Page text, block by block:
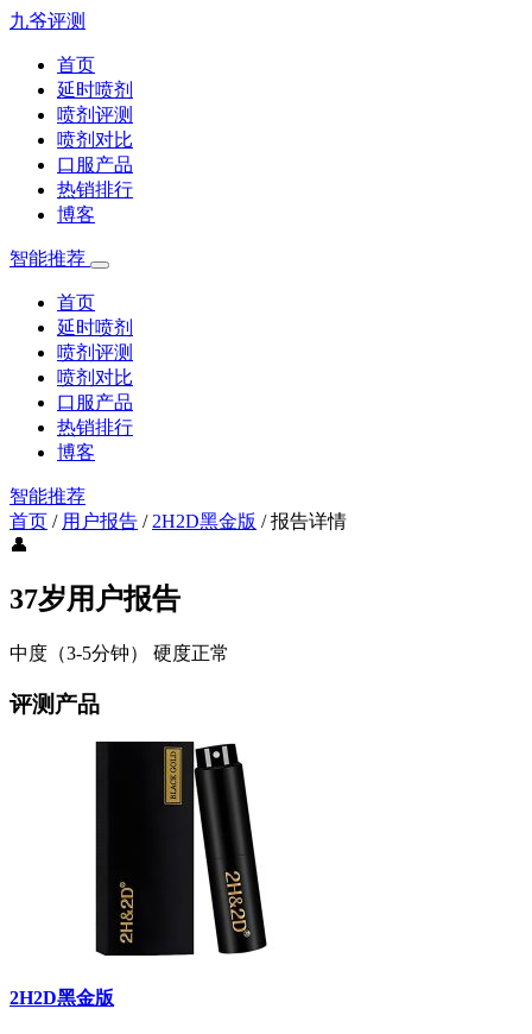
九爷评测
首页
延时喷剂
喷剂评测
喷剂对比
口服产品
热销排行
博客
智能推荐
首页
延时喷剂
喷剂评测
喷剂对比
口服产品
热销排行
博客
智能推荐
首页 / 用户报告 / 2H2D黑金版 /报告详情
👤
37岁用户报告
中度（3-5分钟） 硬度正常
评测产品
2H2D黑金版